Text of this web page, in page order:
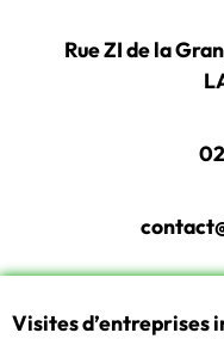
Rue ZI de la
Visites d’entreprises